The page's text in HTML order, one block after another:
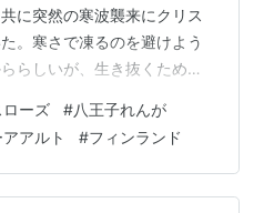
に突然の寒波襲来にクリス
。寒さで凍るのを避けよう
らしいが、生き抜くための
だった溜まりに溜まった切
に、朝日新聞夕刊
建てモノがたり」に1918米
建物が紹介されているのを
ーズ #八王子れんが
アルト #フィンランド